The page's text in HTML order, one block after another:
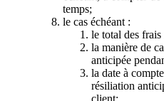
temps;
le cas échéant :
le total des
la manière de
anticipée
la date à
résiliation